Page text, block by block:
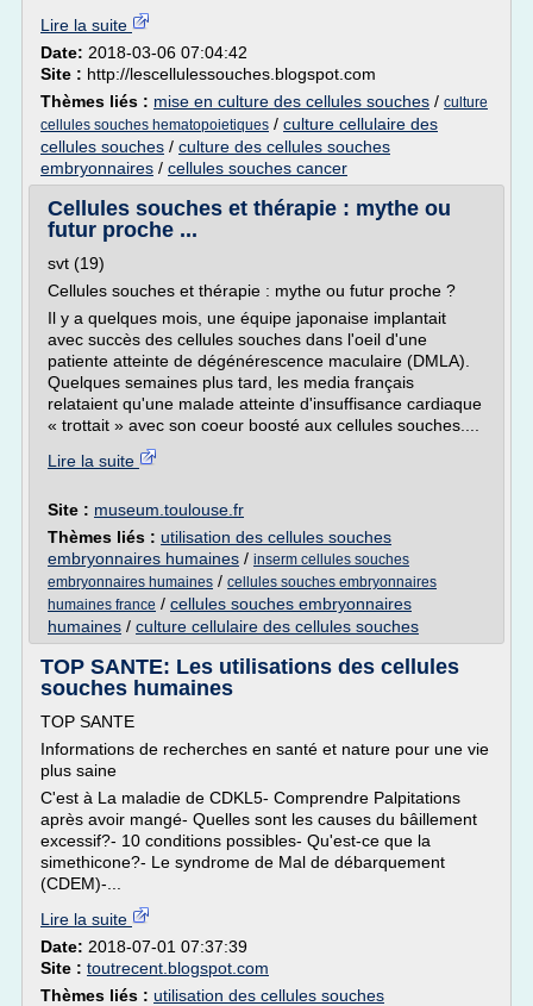
Lire la suite
Date: 2018-03-06 07:04:42
Site : http://lescellulessouches.blogspot.com
Thèmes liés : mise en culture des cellules souches / culture
cellules souches hematopoietiques / culture cellulaire des
cellules souches / culture des cellules souches
embryonnaires / cellules souches cancer
Cellules souches et thérapie : mythe ou
futur proche ...
svt (19)
Cellules souches et thérapie : mythe ou futur proche ?
Il y a quelques mois, une équipe japonaise implantait
avec succès des cellules souches dans l'oeil d'une
patiente atteinte de dégénérescence maculaire (DMLA).
Quelques semaines plus tard, les media français
relataient qu'une malade atteinte d'insuffisance cardiaque
« trottait » avec son coeur boosté aux cellules souches....
Lire la suite
Site : museum.toulouse.fr
Thèmes liés : utilisation des cellules souches
embryonnaires humaines / inserm cellules souches
embryonnaires humaines / cellules souches embryonnaires
humaines france / cellules souches embryonnaires
humaines / culture cellulaire des cellules souches
TOP SANTE: Les utilisations des cellules
souches humaines
TOP SANTE
Informations de recherches en santé et nature pour une vie
plus saine
C'est à La maladie de CDKL5- Comprendre Palpitations
après avoir mangé- Quelles sont les causes du bâillement
excessif?- 10 conditions possibles- Qu'est-ce que la
simethicone?- Le syndrome de Mal de débarquement
(CDEM)-...
Lire la suite
Date: 2018-07-01 07:37:39
Site : toutrecent.blogspot.com
Thèmes liés : utilisation des cellules souches